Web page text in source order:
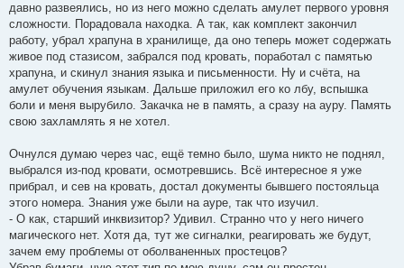
давно развеялись, но из него можно сделать амулет первого уровня
сложности. Порадовала находка. А так, как комплект закончил
работу, убрал храпуна в хранилище, да оно теперь может содержать
живое под стазисом, забрался под кровать, поработал с памятью
храпуна, и скинул знания языка и письменности. Ну и счёта, на
амулет обучения языкам. Дальше приложил его ко лбу, вспышка
боли и меня вырубило. Закачка не в память, а сразу на ауру. Память
свою захламлять я не хотел.
Очнулся думаю через час, ещё темно было, шума никто не поднял,
выбрался из-под кровати, осмотревшись. Всё интересное я уже
прибрал, и сев на кровать, достал документы бывшего постояльца
этого номера. Знания уже были на ауре, так что изучил.
- О как, старший инквизитор? Удивил. Странно что у него ничего
магического нет. Хотя да, тут же сигналки, реагировать же будут,
зачем ему проблемы от оболваненных простецов?